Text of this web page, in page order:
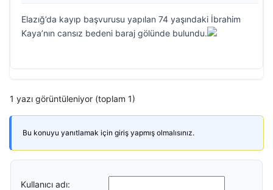
Elazığ’da kayıp başvurusu yapılan 74 yaşındaki İbrahim
Kaya’nın cansız bedeni baraj gölünde bulundu.
1 yazı görüntüleniyor (toplam 1)
Bu konuyu yanıtlamak için giriş yapmış olmalısınız.
Kullanıcı adı: